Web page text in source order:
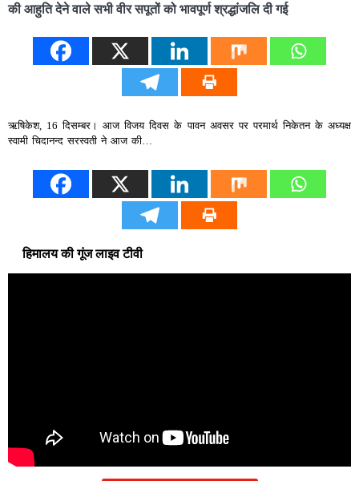
की आहुति देने वाले सभी वीर सपूतों को भावपूर्ण श्रद्धांजलि दी गई
ऋषिकेश, 16 दिसम्बर। आज विजय दिवस के पावन अवसर पर परमार्थ निकेतन के अध्यक्ष
स्वामी चिदानन्द सरस्वती ने आज की…
हिमालय की गूंज लाइव टीवी